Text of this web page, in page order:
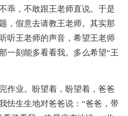
乖，不敢跟王老师直说。于是
，假意去请教王老师。其实那
听王老师的声音，希望王老师
一刻能多看看我。多么希望“王
业。盼望着，盼望着，爸爸
怯生生地对爸爸说：“爸爸，带